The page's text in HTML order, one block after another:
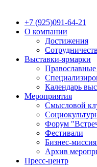
+7 (925)091-64-21
О компании
Достижения
Выставки-ярмарки
Календарь
Мероприятия
Смысловой
Форум
Фестивали
Бизнес-
Архив
Пресс-центр